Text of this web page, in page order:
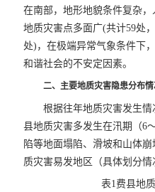
在南部，地形地貌条件复杂，
地质灾害点多面广(共计59处
处)，在极端异常气象条件下
和谐社会的不安定因素。
二、主要地质灾害隐患分布
根据往年地质灾害发生
县地质灾害多发生在汛期（6
陷等地面塌陷、滑坡和山体
质灾害易发地区（具体划分情
表1费县地